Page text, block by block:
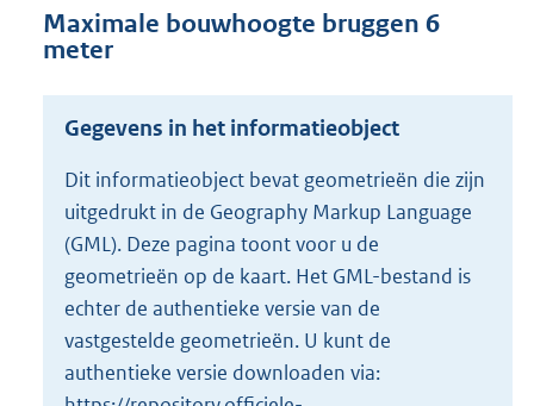
n
o
t
t
e
:
2
K
b
Maximale bouwhoogte bruggen 6
meter
Gegevens in het informatieobject
Dit informatieobject bevat geometrieën die zijn
uitgedrukt in de Geography Markup Language
(GML). Deze pagina toont voor u de
geometrieën op de kaart. Het GML-bestand is
echter de authentieke versie van de
vastgestelde geometrieën. U kunt de
authentieke versie downloaden via: